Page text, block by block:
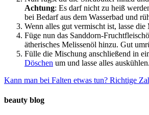
Achtung: Es darf nicht zu heiß
bei Bedarf aus dem Wasserbad und
Wenn alles gut vermischt ist, lasse die
Füge nun das Sanddorn-
ätherisches Melissenöl hinzu. Gut
Fülle die Mischung anschließend in
Döschen um und lasse alles auskühlen.
Kann man bei Falten etwas tun? Richtige
beauty blog